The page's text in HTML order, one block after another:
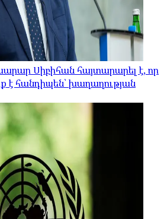
Սիբիհան հայտարարել է, որ
է հանդիպեն՝ խաղաղության